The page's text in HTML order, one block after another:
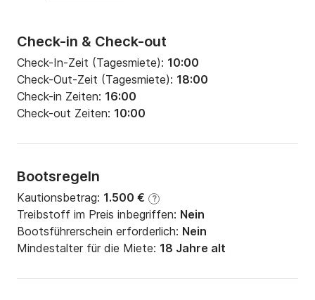
Check-in & Check-out
Check-In-Zeit (Tagesmiete): 10:00
Check-Out-Zeit (Tagesmiete): 18:00
Check-in Zeiten: 16:00
Check-out Zeiten: 10:00
Bootsregeln
Kautionsbetrag: 1.500 € ?
Treibstoff im Preis inbegriffen: Nein
Bootsführerschein erforderlich: Nein
Mindestalter für die Miete: 18 Jahre alt